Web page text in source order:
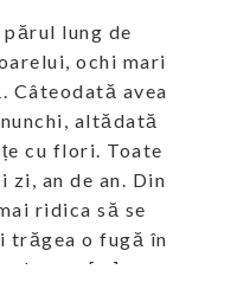
părul lung de
ochi mari
Câteodată avea
altădată
cu flori. Toate
zi, an de an. Din
ridica să se
trăgea o fugă în
pahar cu […]